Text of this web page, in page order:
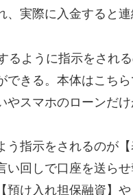
、実際に入金すると
るように指示をされ
できる。本体はこち
やスマホのローンだ
う指示をされるのが
い回しで口座を送ら
預け入れ担保融資】